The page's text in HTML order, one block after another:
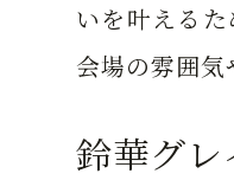
いを叶える
会場の雰囲
鈴華グ